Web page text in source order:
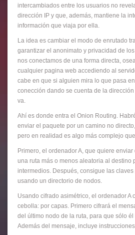
intercambiados entre los usuarios no
dirección IP y que, además, mantiene la
información que viaja por ella.
La idea es cambiar el modo de enrutado
garantizar el anonimato y privacidad de
nos conectamos de una forma directa,
cualquier pagina web accediendo al
cabe en que si alguien mira lo que pasa
conección dando se cuenta de la
va.
Ahí es donde entra el Onion Routing.
enviar el paquete por un camino no
pero en realidad es algo más complejo
Primero, el ordenador A, que quiere
una ruta más o menos aleatoria al destino
intermedios. Después, consigue las
usando un directorio de nodos.
Usando cifrado asimétrico, el ordenador A
cebolla: por capas. Primero cifrará el
del último nodo de la ruta, para que sólo
Además del mensaje, incluye